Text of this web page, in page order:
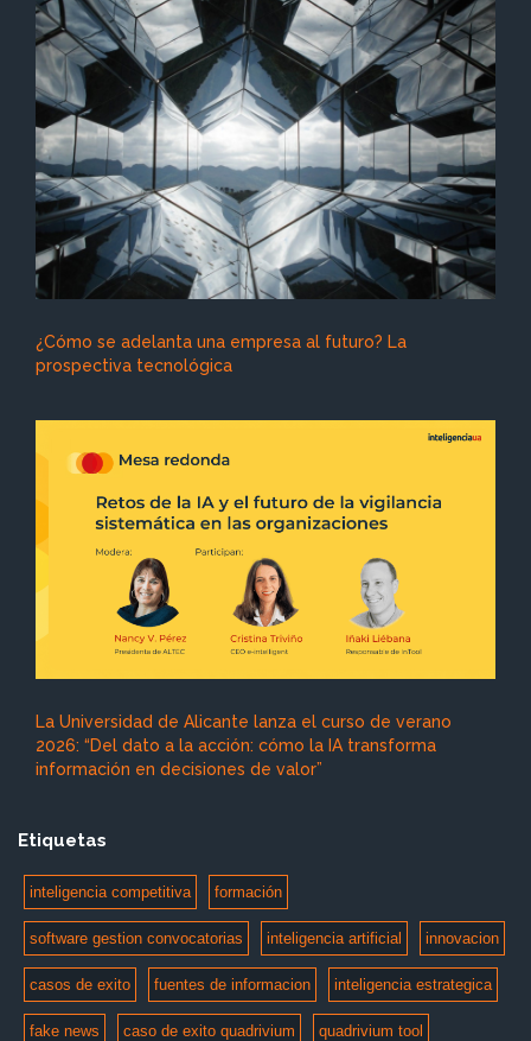
¿Cómo se adelanta una empresa al futuro? La
prospectiva tecnológica
La Universidad de Alicante lanza el curso de verano
2026: “Del dato a la acción: cómo la IA transforma
información en decisiones de valor”
Etiquetas
inteligencia competitiva formación
software gestion convocatorias inteligencia artificial innovacion
casos de exito fuentes de informacion inteligencia estrategica
fake news caso de exito quadrivium quadrivium tool